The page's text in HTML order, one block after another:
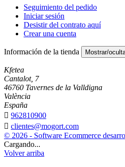
Seguimiento del pedido
Iniciar sesión
Desistir del contrato aquí
Crear una cuenta
Información de la tienda Mostrar/
Kfetea
Cantalot, 7
46760 Tavernes de la Valldigna
València
España
 962810900
 clientes@mogort.com
© 2026 - Software Ecommerce
Cargando...
Volver arriba